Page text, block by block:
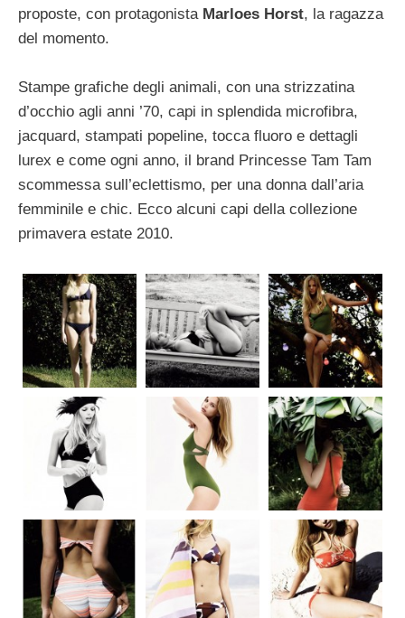
proposte, con protagonista Marloes Horst, la ragazza
del momento.
Stampe grafiche degli animali, con una strizzatina
d’occhio agli anni ’70, capi in splendida microfibra,
jacquard, stampati popeline, tocca fluoro e dettagli
lurex e come ogni anno, il brand Princesse Tam Tam
scommessa sull’eclettismo, per una donna dall’aria
femminile e chic. Ecco alcuni capi della collezione
primavera estate 2010.